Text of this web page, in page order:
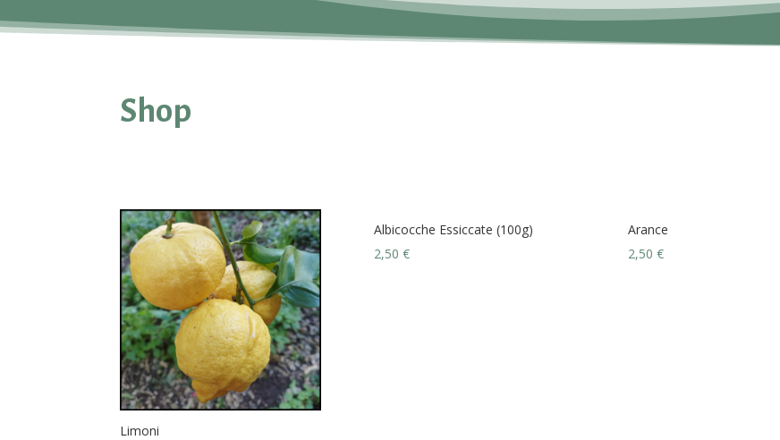
Shop
Limoni
Albicocche Essiccate (100g)
2,50 €
Arance
2,50 €